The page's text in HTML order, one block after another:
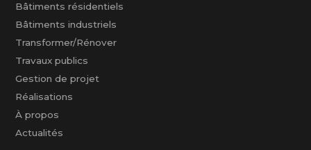
Bâtiments résidentiels
Bâtiments industriels
Transformer/Rénover
Travaux publics
Gestion de projet
Réalisations
À propos
Actualités